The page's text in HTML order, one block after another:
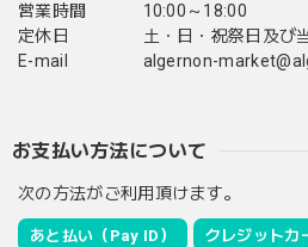
営業時間
10:00～18:00
定休日
土・日・祝祭日及び
E-mail
algernon-
お支払い方法について
次の方法がご利用頂けます。
あと払い（Pay ID） クレジットカ